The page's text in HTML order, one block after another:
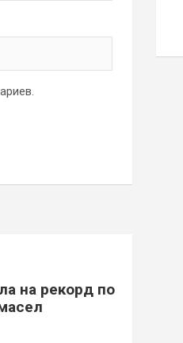
на рекорд по